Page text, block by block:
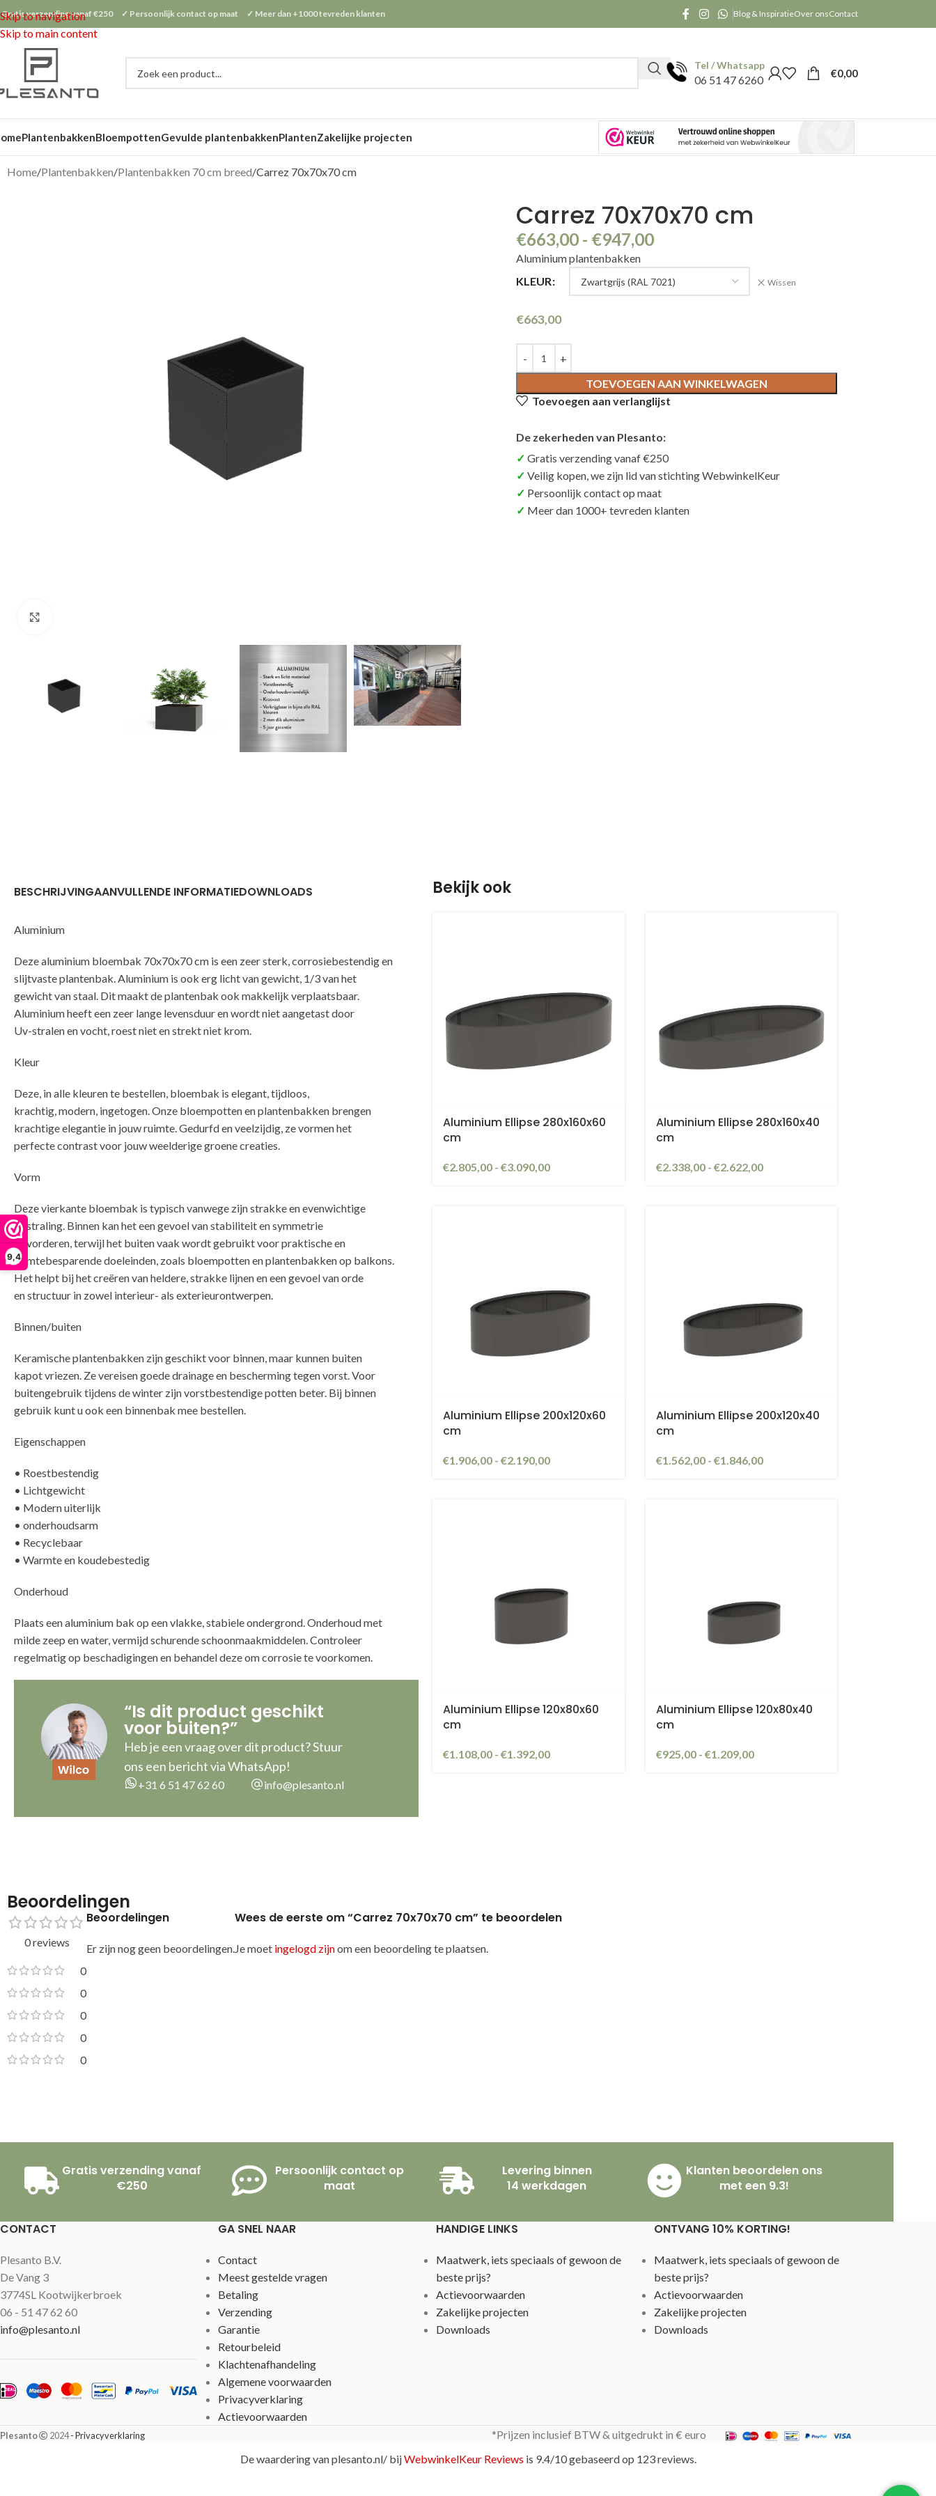
9,4
Skip to navigation
Skip to main content
verzending vanaf €250 ✓ Persoonlijk contact op maat ✓ Meer dan +1000 tevreden klanten Blog & InspiratieOver onsContact
Tel / Whatsapp
06 51 47 6260
€0,00
PlantenbakkenBloempottenGevulde plantenbakkenPlantenZakelijke projecten
Home Plantenbakken Plantenbakken 70 cm breed Carrez 70x70x70 cm
Carrez 70x70x70 cm
€663,00 - €947,00
Aluminium plantenbakken
KLEUR
Wissen
€663,00
TOEVOEGEN AAN WINKELWAGEN
Toevoegen aan verlanglijst
De zekerheden van Plesanto:
Gratis verzending vanaf €250
Veilig kopen, we zijn lid van stichting WebwinkelKeur
Persoonlijk contact op maat
Meer dan 1000+ tevreden klanten
BESCHRIJVINGAANVULLENDE INFORMATIEDOWNLOADS
Aluminium
Deze aluminium bloembak 70x70x70 cm is een zeer sterk, corrosiebestendig en
slijtvaste plantenbak. Aluminium is ook erg licht van gewicht, 1/3 van het
gewicht van staal. Dit maakt de plantenbak ook makkelijk verplaatsbaar.
Aluminium heeft een zeer lange levensduur en wordt niet aangetast door
Uv-stralen en vocht, roest niet en strekt niet krom.
Kleur
Deze, in alle kleuren te bestellen, bloembak is elegant, tijdloos,
krachtig, modern, ingetogen. Onze bloempotten en plantenbakken brengen
krachtige elegantie in jouw ruimte. Gedurfd en veelzijdig, ze vormen het
perfecte contrast voor jouw weelderige groene creaties.
Vorm
Deze vierkante bloembak is typisch vanwege zijn strakke en evenwichtige
uitstraling. Binnen kan het een gevoel van stabiliteit en symmetrie
bevorderen, terwijl het buiten vaak wordt gebruikt voor praktische en
ruimtebesparende doeleinden, zoals bloempotten en plantenbakken op balkons.
Het helpt bij het creëren van heldere, strakke lijnen en een gevoel van orde
en structuur in zowel interieur- als exterieurontwerpen.
Binnen/buiten
Keramische plantenbakken zijn geschikt voor binnen, maar kunnen buiten
kapot vriezen. Ze vereisen goede drainage en bescherming tegen vorst. Voor
buitengebruik tijdens de winter zijn vorstbestendige potten beter. Bij binnen
gebruik kunt u ook een binnenbak mee bestellen.
Eigenschappen
• Roestbestendig
• Lichtgewicht
• Modern uiterlijk
• onderhoudsarm
• Recyclebaar
• Warmte en koudebestedig
Onderhoud
Plaats een aluminium bak op een vlakke, stabiele ondergrond. Onderhoud met
milde zeep en water, vermijd schurende schoonmaakmiddelen. Controleer
regelmatig op beschadigingen en behandel deze om corrosie te voorkomen.
“Is dit product geschikt
voor buiten?”
Heb je een vraag over dit product? Stuur
ons een bericht via WhatsApp!
+31 6 51 47 62 60 info@plesanto.nl
Bekijk ook
Aluminium Ellipse 280x160x60
cm
€2.805,00 - €3.090,00
Aluminium Ellipse 280x160x40
cm
€2.338,00 - €2.622,00
Aluminium Ellipse 200x120x60
cm
€1.906,00 - €2.190,00
Aluminium Ellipse 200x120x40
cm
€1.562,00 - €1.846,00
Aluminium Ellipse 120x80x60
cm
€1.108,00 - €1.392,00
Aluminium Ellipse 120x80x40
cm
€925,00 - €1.209,00
Beoordelingen
0 reviews
0
0
0
0
0
Beoordelingen
Er zijn nog geen beoordelingen.
Wees de eerste om “Carrez 70x70x70 cm” te beoordelen
Je moet ingelogd zijnom een beoordeling te plaatsen.
Gratis verzending vanaf
€250
Persoonlijk contact op
maat
Levering binnen
14 werkdagen
Klanten beoordelen ons
met een 9.3!
CONTACT
Plesanto B.V.
De Vang 3
3774SL Kootwijkerbroek
06 - 51 47 62 60
info@plesanto.nl
GA SNEL NAAR
Contact
Meest gestelde vragen
Betaling
Verzending
Garantie
Retourbeleid
Klachtenafhandeling
Algemene voorwaarden
Privacyverklaring
Actievoorwaarden
HANDIGE LINKS
Maatwerk, iets speciaals of gewoon de
beste prijs?
Actievoorwaarden
Zakelijke projecten
Downloads
ONTVANG 10% KORTING!
Maatwerk, iets speciaals of gewoon de
beste prijs?
Actievoorwaarden
Zakelijke projecten
Downloads
Plesanto 2024- Privacyverklaring
*Prijzen inclusief BTW & uitgedrukt in € euro
De waardering van plesanto.nl/ bijWebwinkelKeur Reviews is 9.4/10 gebaseerd op 123 reviews.